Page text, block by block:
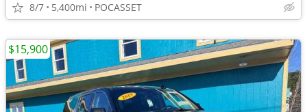
8/7 5,400mi POCASSET
$15,900